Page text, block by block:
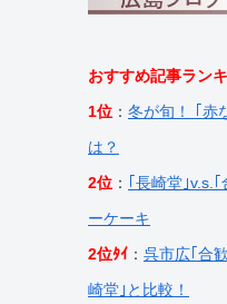
おすすめ記事ラン
1位 ： 冬が旬！ ｢赤
は？
2位 ：
｢長崎堂｣v.s.
ーケーキ
2位ﾀｲ ： 呉市広｢合
崎堂｣と比較！